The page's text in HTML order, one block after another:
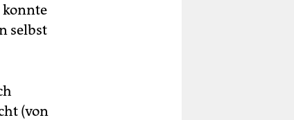
konnte
selbst
(von